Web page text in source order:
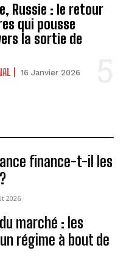
Russie : le retour
qui pousse
la sortie de
16 Janvier 2026
finance-t-il les
2026
marché : les
régime à bout de